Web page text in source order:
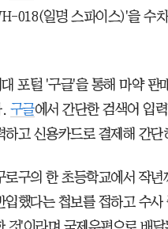
018(일명 스파이스)'을 수
포털 '구글'을 통해 마약 판
. 구글에서 간단한 검색어 입
하고 신용카드로 결제해 간
로구의 한 초등학교에서 작
입했다는 첩보를 접하고 수